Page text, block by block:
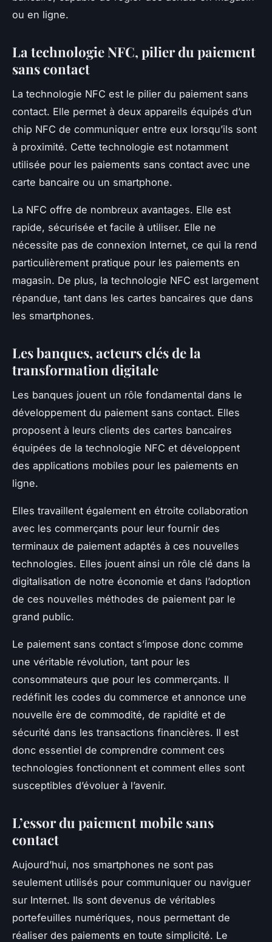
ou en ligne.
La technologie NFC, pilier du paiement
sans contact
La technologie NFC est le pilier du paiement sans
contact. Elle permet à deux appareils équipés d’un
chip NFC de communiquer entre eux lorsqu’ils sont
à proximité. Cette technologie est notamment
utilisée pour les paiements sans contact avec une
carte bancaire ou un smartphone.
La NFC offre de nombreux avantages. Elle est
rapide, sécurisée et facile à utiliser. Elle ne
nécessite pas de connexion Internet, ce qui la rend
particulièrement pratique pour les paiements en
magasin. De plus, la technologie NFC est largement
répandue, tant dans les cartes bancaires que dans
les smartphones.
Les banques, acteurs clés de la
transformation digitale
Les banques jouent un rôle fondamental dans le
développement du paiement sans contact. Elles
proposent à leurs clients des cartes bancaires
équipées de la technologie NFC et développent
des applications mobiles pour les paiements en
ligne.
Elles travaillent également en étroite collaboration
avec les commerçants pour leur fournir des
terminaux de paiement adaptés à ces nouvelles
technologies. Elles jouent ainsi un rôle clé dans la
digitalisation de notre économie et dans l’adoption
de ces nouvelles méthodes de paiement par le
grand public.
Le paiement sans contact s’impose donc comme
une véritable révolution, tant pour les
consommateurs que pour les commerçants. Il
redéfinit les codes du commerce et annonce une
nouvelle ère de commodité, de rapidité et de
sécurité dans les transactions financières. Il est
donc essentiel de comprendre comment ces
technologies fonctionnent et comment elles sont
susceptibles d’évoluer à l’avenir.
L’essor du paiement mobile sans
contact
Aujourd’hui, nos smartphones ne sont pas
seulement utilisés pour communiquer ou naviguer
sur Internet. Ils sont devenus de véritables
portefeuilles numériques, nous permettant de
réaliser des paiements en toute simplicité. Le